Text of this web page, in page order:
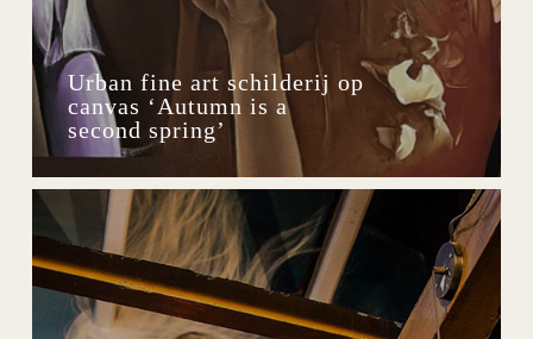
Urban fine art schilderij op
canvas ‘Autumn is a
second spring’